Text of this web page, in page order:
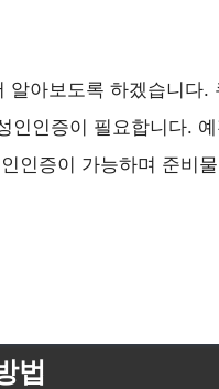
알아보도록 하겠습니다
인인증이 필요합니다.
인증이 가능하며 준비
법